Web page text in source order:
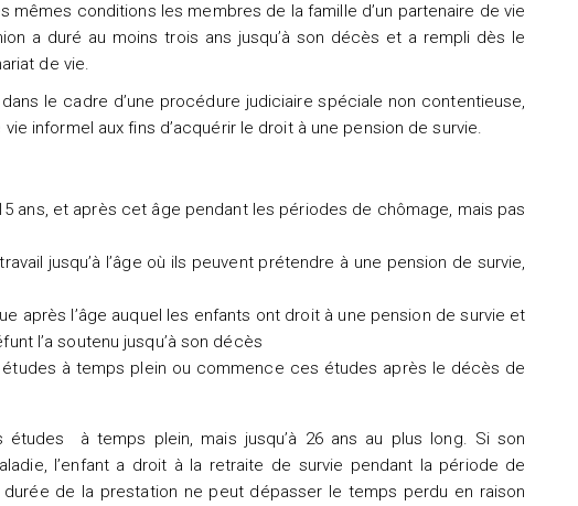
conditions les membres de la famille d’un partenaire de vie
a duré au moins trois ans jusqu’à son décès et a rempli dès le
de vie.
le cadre d’une procédure judiciaire spéciale non contentieuse,
informel aux fins d’acquérir le droit à une pension de survie.
ans, et après cet âge pendant les périodes de chômage, mais pas
jusqu’à l’âge où ils peuvent prétendre à une pension de survie,
après l’âge auquel les enfants ont droit à une pension de survie et
l’a soutenu jusqu’à son décès
à temps plein ou commence ces études après le décès de
à temps plein, mais jusqu’à 26 ans au plus long. Si son
l’enfant a droit à la retraite de survie pendant la période de
de la prestation ne peut dépasser le temps perdu en raison